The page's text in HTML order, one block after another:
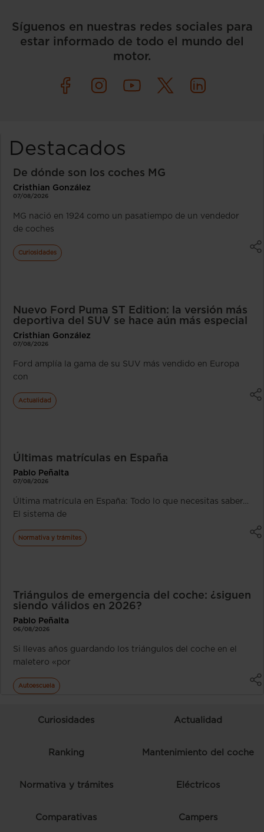
Síguenos en nuestras redes sociales para
estar informado de todo el mundo del
motor.
Destacados
De dónde son los coches MG
Cristhian González
07/08/2026
MG nació en 1924 como un pasatiempo de un vendedor
de coches
Curiosidades
Nuevo Ford Puma ST Edition: la versión más
deportiva del SUV se hace aún más especial
Cristhian González
07/08/2026
Ford amplía la gama de su SUV más vendido en Europa
con
Actualidad
Últimas matrículas en España
Pablo Peñalta
07/08/2026
Última matrícula en España: Todo lo que necesitas saber…
El sistema de
Normativa y trámites
Triángulos de emergencia del coche: ¿siguen
siendo válidos en 2026?
Pablo Peñalta
06/08/2026
Si llevas años guardando los triángulos del coche en el
maletero «por
Autoescuela
Curiosidades Actualidad
Ranking Mantenimiento del coche
Normativa y trámites Eléctricos
Comparativas Campers